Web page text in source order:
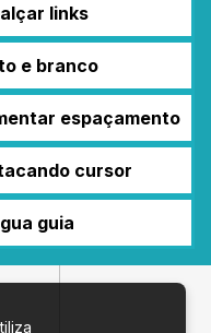
links
e branco
espaçamento
cursor
guia
8h às 13h. demais